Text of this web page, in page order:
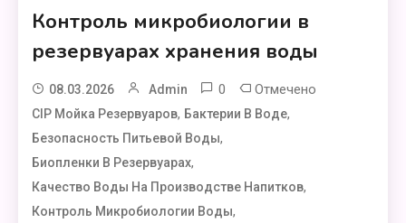
Контроль микробиологии в
резервуарах хранения воды
08.03.2026 Admin 0 Отмечено
CIP Мойка Резервуаров, Бактерии В Воде,
Безопасность Питьевой Воды,
Биопленки В Резервуарах,
Качество Воды На Производстве Напитков,
Контроль Микробиологии Воды,